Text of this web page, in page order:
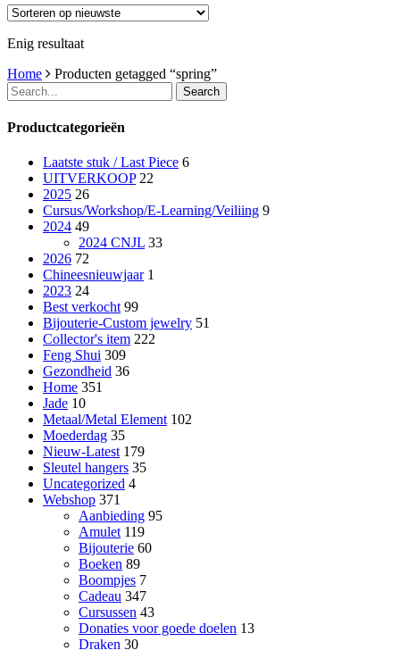
Enig resultaat
Home
Producten getagged “spring”
Search
Productcategorieën
Laatste stuk / Last Piece 6
UITVERKOOP 22
2025 26
Cursus/Workshop/E-Learning/Veiliing 9
2024 49
2024 CNJL 33
2026 72
Chineesnieuwjaar 1
2023 24
Best verkocht 99
Bijouterie-Custom jewelry 51
Collector's item 222
Feng Shui 309
Gezondheid 36
Home 351
Jade 10
Metaal/Metal Element 102
Moederdag 35
Nieuw-Latest 179
Sleutel hangers 35
Uncategorized 4
Webshop 371
Aanbieding 95
Amulet 119
Bijouterie 60
Boeken 89
Boompjes 7
Cadeau 347
Cursussen 43
Donaties voor goede doelen 13
Draken 30